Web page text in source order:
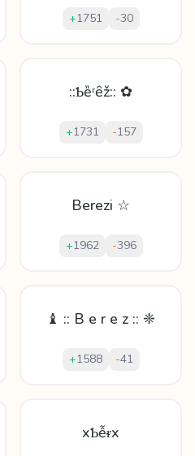
+1751 -30
::Ƅȅʳȇž:: ✿
+1731 -157
Berezi ☆
+1962 -396
♝ :: B e r e z :: ❈
+1588 -41
xƄễᵲx